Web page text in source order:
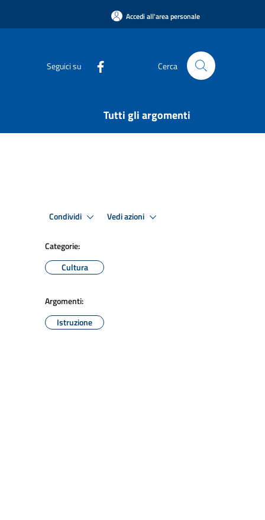
Accedi all'area personale
Seguici su Cerca
Tutti gli argomenti
Condividi Vedi azioni
Categorie:
Cultura
Argomenti:
Istruzione